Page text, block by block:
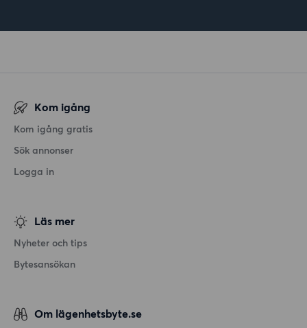
Kom igång
Kom igång gratis
Sök annonser
Logga in
Läs mer
Nyheter och tips
Bytesansökan
Om lägenhetsbyte.se